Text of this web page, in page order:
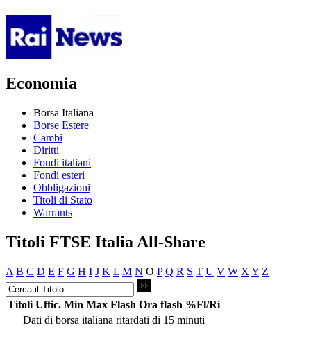
Economia
Borsa Italiana
Borse Estere
Cambi
Diritti
Fondi italiani
Fondi esteri
Obbligazioni
Titoli di Stato
Warrants
Titoli FTSE Italia All-Share
A B C D E F G H I J K L M N O P Q R S T U V W X Y Z
Titoli Uffic. Min Max Flash Ora flash %Fl/Ri
Dati di borsa italiana ritardati di 15 minuti